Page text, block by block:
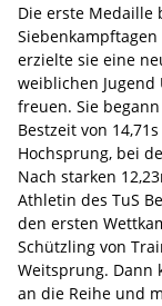
Die erste Medaille
erzielte sie eine
weiblichen
freuen. Sie
Bestzeit von
Hochsprung, bei
Nach starken
Athletin des TuS
den ersten
Schützling von
Weitsprung. Dann
an die Reihe und